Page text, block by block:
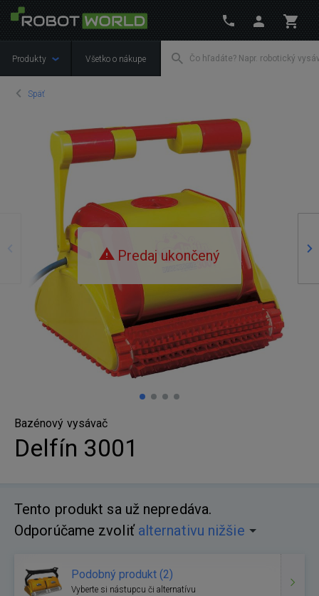
Produkty Všetko o nákupe
Späť
Predaj ukončený
Bazénový vysávač
Delfín 3001
Tento produkt sa už nepredáva.
Odporúčame zvoliť alternativu nižšie
Podobný produkt (2)
Vyberte si nástupcu či alternatívu